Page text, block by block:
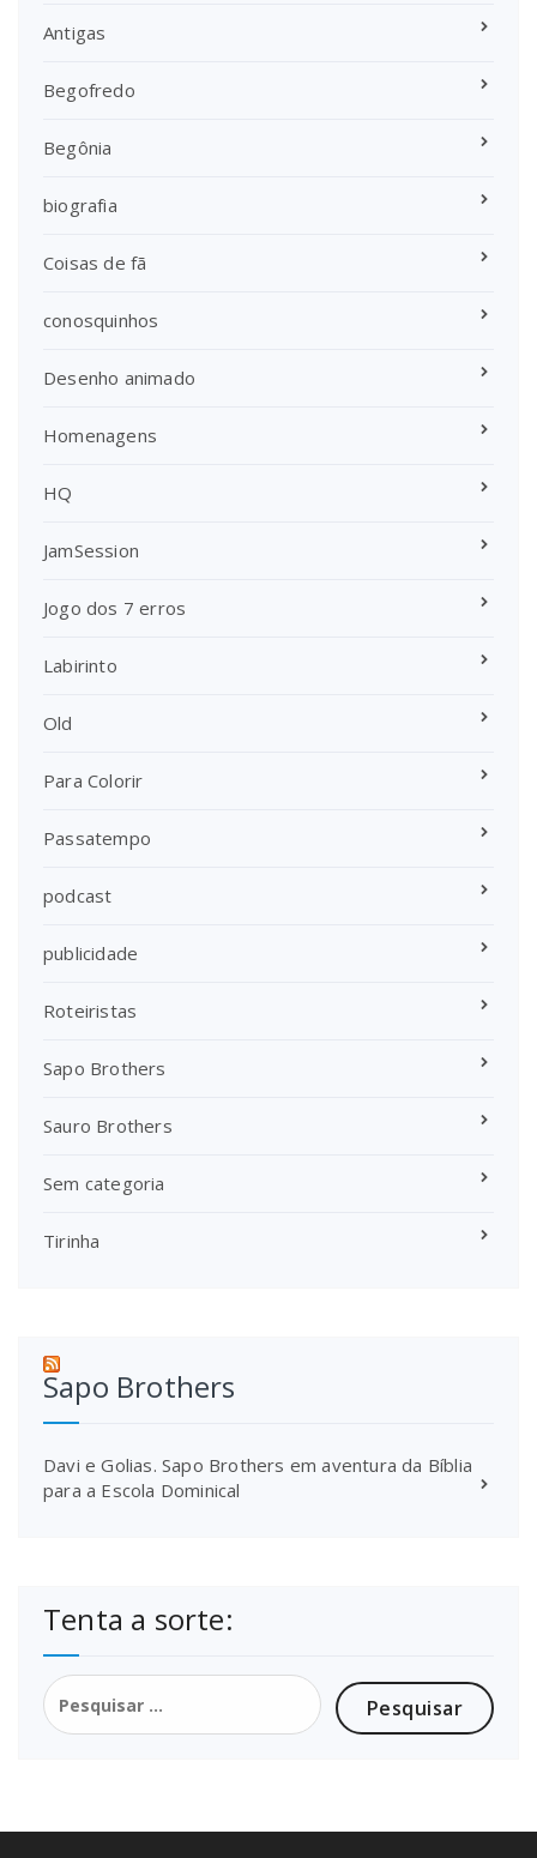
Antigas
Begofredo
Begônia
biografia
Coisas de fã
conosquinhos
Desenho animado
Homenagens
HQ
JamSession
Jogo dos 7 erros
Labirinto
Old
Para Colorir
Passatempo
podcast
publicidade
Roteiristas
Sapo Brothers
Sauro Brothers
Sem categoria
Tirinha
Sapo Brothers
Davi e Golias. Sapo Brothers em aventura da Bíblia
para a Escola Dominical
Tenta a sorte:
Pesquisar
por: